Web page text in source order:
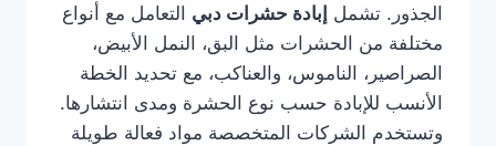
الجذور. تشمل إبادة حشرات دبي التعامل مع أنواع
مختلفة من الحشرات مثل البق، النمل الأبيض،
الصراصير، الناموس، والعناكب، مع تحديد الخطة
الأنسب للإبادة حسب نوع الحشرة ومدى انتشارها.
وتستخدم الشركات المتخصصة مواد فعالة طويلة